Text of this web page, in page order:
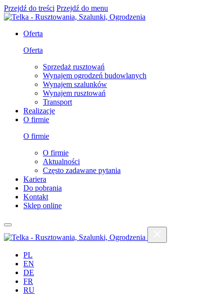
Przejdź do treści Przejdź do menu
Oferta
Oferta
Sprzedaż rusztowań
Wynajem ogrodzeń budowlanych
Wynajem szalunków
Wynajem rusztowań
Transport
Realizacje
O firmie
O firmie
O firmie
Aktualności
Często zadawane pytania
Kariera
Do pobrania
Kontakt
Sklep online
PL
EN
DE
FR
RU